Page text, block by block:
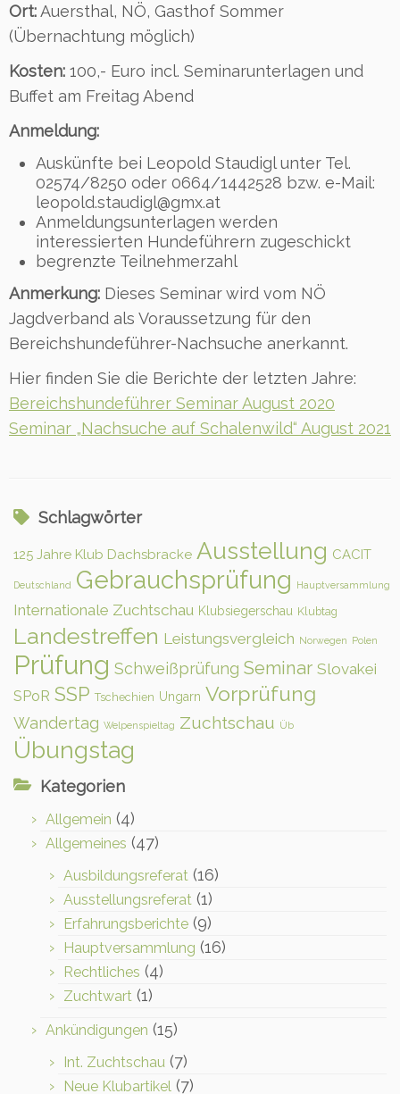
Ort:Auersthal, NÖ, Gasthof Sommer
(Übernachtung möglich)
Kosten: 100,- Euro incl. Seminarunterlagen und
Buffet am Freitag Abend
Anmeldung:
Auskünfte bei Leopold Staudigl unter Tel.
02574/8250 oder 0664/1442528 bzw. e-Mail:
leopold.staudigl@gmx.at
Anmeldungsunterlagen werden
interessierten Hundeführern zugeschickt
begrenzte Teilnehmerzahl
Anmerkung: Dieses Seminar wird vom NÖ
Jagdverband als Voraussetzung für den
Bereichshundeführer-Nachsuche anerkannt.
Hier finden Sie die Berichte der letzten Jahre:
Bereichshundeführer Seminar August 2020
Seminar „Nachsuche auf Schalenwild“ August 2021
Schlagwörter
125 Jahre Klub Dachsbracke Ausstellung CACIT
Deutschland Gebrauchsprüfung Hauptversammlung
Internationale Zuchtschau Klubsiegerschau Klubtag
Landestreffen Leistungsvergleich Norwegen Polen
Prüfung Schweißprüfung Seminar Slovakei
SPoR SSP Tschechien Ungarn Vorprüfung
Wandertag Welpenspieltag Zuchtschau Üb
Übungstag
Kategorien
Allgemein (4)
Allgemeines (47)
Ausbildungsreferat (16)
Ausstellungsreferat (1)
Erfahrungsberichte (9)
Hauptversammlung (16)
Rechtliches (4)
Zuchtwart (1)
Ankündigungen (15)
Int. Zuchtschau (7)
Neue Klubartikel (7)